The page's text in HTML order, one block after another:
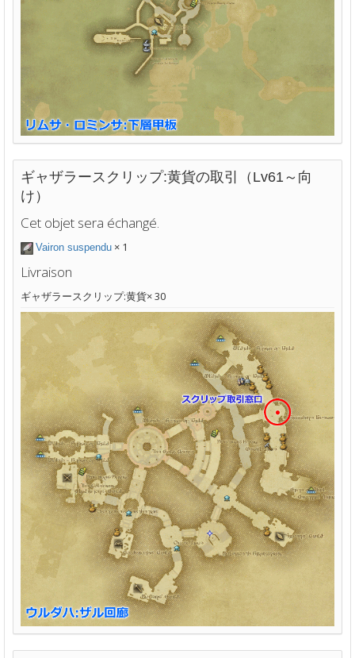
ギャザラースクリップ:黄貨の取引（Lv61～向
け）
Cet objet sera échangé.
Vairon suspendu × 1
Livraison
ギャザラースクリップ:黄貨× 30